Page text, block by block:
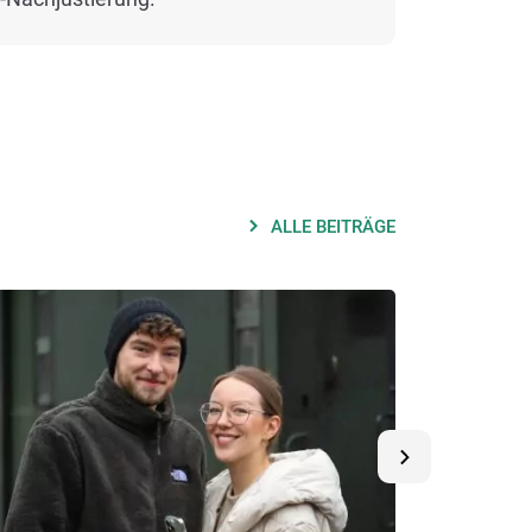
ALLE BEITRÄGE